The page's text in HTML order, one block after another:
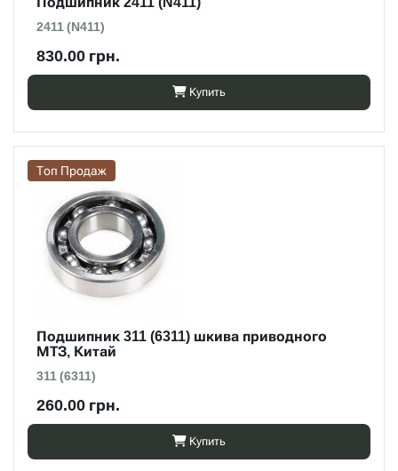
2411 (N411)
830.00 грн.
Купить
Топ Продаж
Подшипник 311 (6311) шкива приводного
МТЗ, Китай
311 (6311)
260.00 грн.
Купить